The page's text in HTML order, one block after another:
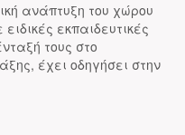
ανάπτυξη του χώρου
εκπαιδευτικές
τους στο
έχει οδηγήσει στην